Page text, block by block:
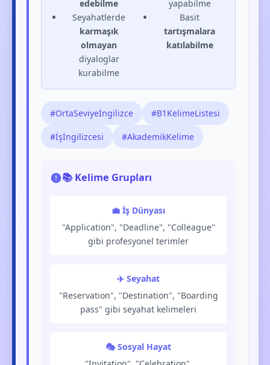
edebilme
Seyahatlerde
karmaşık
olmayan
diyaloglar
kurabilme
yapabilme
Basit
tartışmalara
katılabilme
#OrtaSeviyeİngilizce #B1KelimeListesi
#İşİngilizcesi #AkademikKelime
📚 Kelime Grupları
💼 İş Dünyası
"Application", "Deadline", "Colleague"
gibi profesyonel terimler
✈️ Seyahat
"Reservation", "Destination", "Boarding
pass" gibi seyahat kelimeleri
🎭 Sosyal Hayat